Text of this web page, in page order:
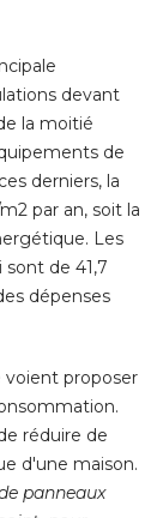
devant
la moitié
de
derniers, la
par an, soit la
Les
de 41,7
dépenses
voient proposer
réduire de
d'une maison.
panneaux